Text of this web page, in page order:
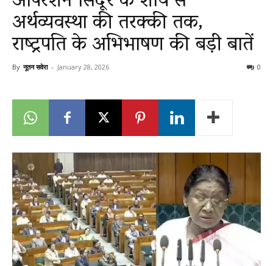
सवेरा
Breaking
News
LIVE
अर्थव्यवस्था की तरक्की तक,
राष्ट्रपति के अभिभाषण की बड़ी बातें
By नूतन सवेरा - January 28, 2026 0